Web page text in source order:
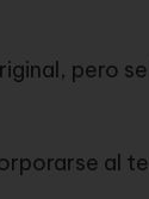
pero
al